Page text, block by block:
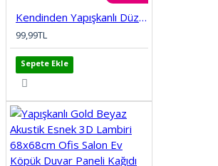
Kendinden Yapışkanlı Düz Tuğla Desenli 3D Gri 68cmx68cm Salon Ev Köpük Duvar Paneli Kağıdı NW197
99,99TL
Sepete Ekle